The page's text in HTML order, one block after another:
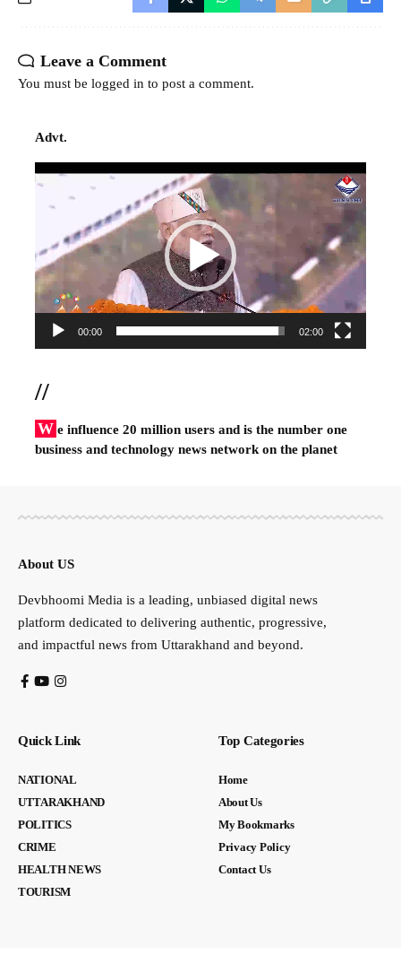
Leave a Comment
You must be logged in to post a comment.
Advt.
Video
00:00 02:00
//
W e influence 20 million users and is the number one
business and technology news network on the planet
About US
Devbhoomi Media is a leading, unbiased digital news
platform dedicated to delivering authentic, progressive,
and impactful news from Uttarakhand and beyond.
Quick Link
NATIONAL
UTTARAKHAND
POLITICS
CRIME
HEALTH NEWS
TOURISM
Top Categories
Home
About Us
My Bookmarks
Privacy Policy
Contact Us